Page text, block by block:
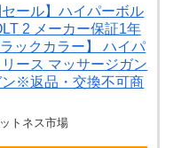
セール】ハイパーボル
2 メーカー保証1年
ックカラー】 ハイパ
ース マッサージガン
※返品・交換不可商
トネス市場